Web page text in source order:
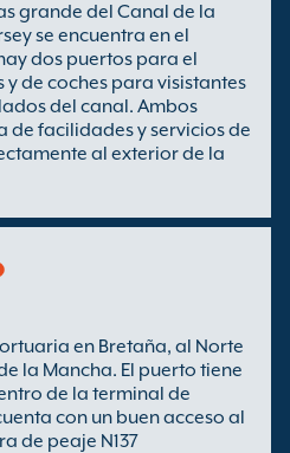
grande del Canal de la
se encuentra en el
dos puertos para el
de coches para visistantes
del canal. Ambos
de facilidades y servicios de
al exterior de la
en Bretaña, al Norte
la Mancha. El puerto tiene
de la terminal de
con un buen acceso al
de peaje N137